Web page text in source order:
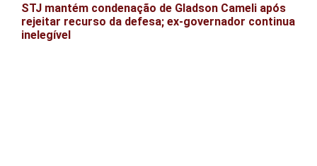
STJ mantém condenação de Gladson Cameli após
rejeitar recurso da defesa; ex-governador continua
inelegível